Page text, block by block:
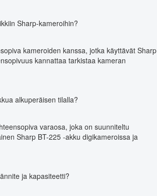
Sharp-kameroihin?
kameroiden kanssa, jotka käyttävät Sharp
kannattaa tarkistaa kameran
alkuperäisen tilalla?
varaosa, joka on suunniteltu
Sharp BT-225 -akku digikameroissa ja
ja kapasiteetti?